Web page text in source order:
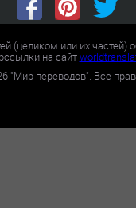
(целиком или их частей)
на сайт
"Мир переводов". Все